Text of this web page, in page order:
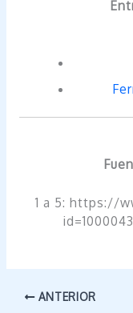
1 a 5: https://
ANTERIOR